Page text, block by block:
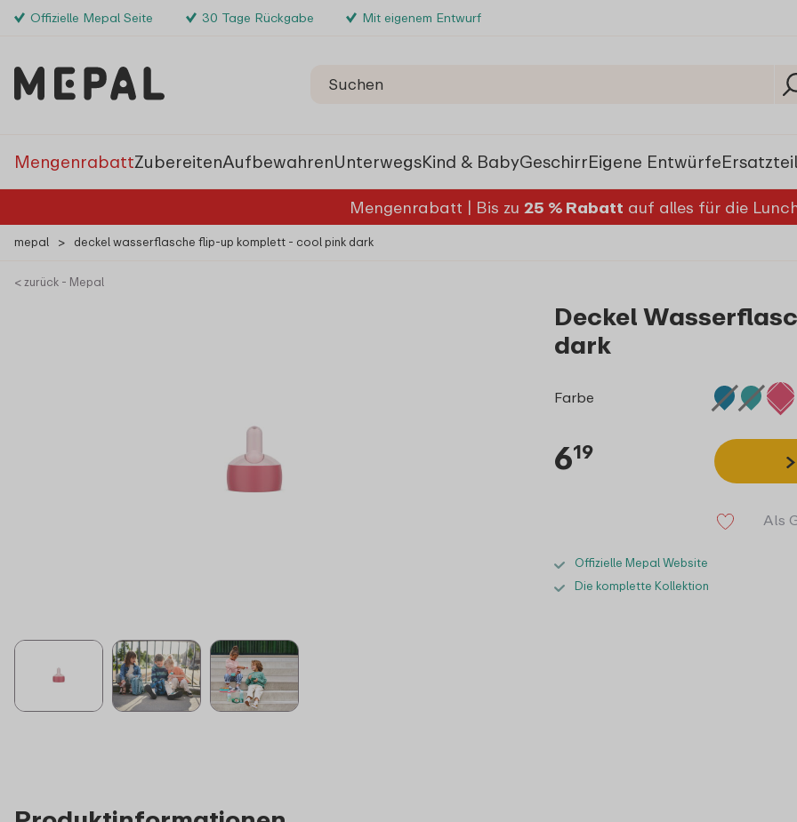
Offizielle Mepal Seite 30 Tage Rückgabe Mit eigenem Entwurf
MengenrabattZubereitenAufbewahrenUnterwegsKind & BabyGeschirrEigene Entwürfe
Mengenrabatt | Bis zu 25 % Rabatt auf alles für die
mepal > deckel wasserflasche flip-up komplett - cool pink dark
< zurück - Mepal
Deckel
dark
Farbe
619
Als
Offizielle Mepal Website
Die komplette Kollektion